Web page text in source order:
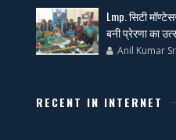
Lmp. सिटी
बनी प्रेरणा का
Anil Kumar
RECENT IN INTERNET